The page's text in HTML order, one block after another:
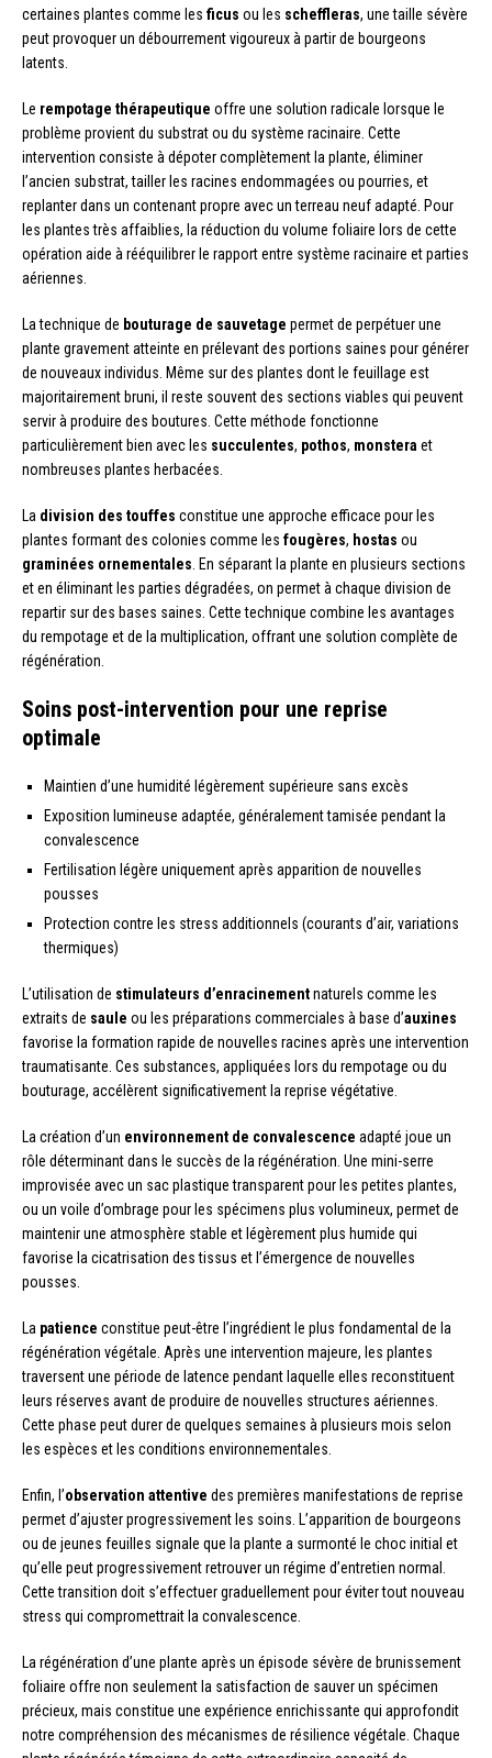
certaines plantes comme les ficus ou les scheffleras, une taille sévère
peut provoquer un débourrement vigoureux à partir de bourgeons
latents.
Le rempotage thérapeutique offre une solution radicale lorsque le
problème provient du substrat ou du système racinaire. Cette
intervention consiste à dépoter complètement la plante, éliminer
l’ancien substrat, tailler les racines endommagées ou pourries, et
replanter dans un contenant propre avec un terreau neuf adapté. Pour
les plantes très affaiblies, la réduction du volume foliaire lors de cette
opération aide à rééquilibrer le rapport entre système racinaire et parties
aériennes.
La technique de bouturage de sauvetage permet de perpétuer une
plante gravement atteinte en prélevant des portions saines pour générer
de nouveaux individus. Même sur des plantes dont le feuillage est
majoritairement bruni, il reste souvent des sections viables qui peuvent
servir à produire des boutures. Cette méthode fonctionne
particulièrement bien avec les succulentes, pothos, monstera et
nombreuses plantes herbacées.
La division des touffes constitue une approche efficace pour les
plantes formant des colonies comme les fougères, hostas ou
graminées ornementales . En séparant la plante en plusieurs sections
et en éliminant les parties dégradées, on permet à chaque division de
repartir sur des bases saines. Cette technique combine les avantages
du rempotage et de la multiplication, offrant une solution complète de
régénération.
Soins post-intervention pour une reprise
optimale
Maintien d’une humidité légèrement supérieure sans excès
Exposition lumineuse adaptée, généralement tamisée pendant la
convalescence
Fertilisation légère uniquement après apparition de nouvelles
pousses
Protection contre les stress additionnels (courants d’air, variations
thermiques)
L’utilisation de stimulateurs d’enracinementnaturels comme les
extraits de saule ou les préparations commerciales à base d’auxines
favorise la formation rapide de nouvelles racines après une intervention
traumatisante. Ces substances, appliquées lors du rempotage ou du
bouturage, accélèrent significativement la reprise végétative.
La création d’un environnement de convalescence adapté joue un
rôle déterminant dans le succès de la régénération. Une mini-serre
improvisée avec un sac plastique transparent pour les petites plantes,
ou un voile d’ombrage pour les spécimens plus volumineux, permet de
maintenir une atmosphère stable et légèrement plus humide qui
favorise la cicatrisation des tissus et l’émergence de nouvelles
pousses.
La patience constitue peut-être l’ingrédient le plus fondamental de la
régénération végétale. Après une intervention majeure, les plantes
traversent une période de latence pendant laquelle elles reconstituent
leurs réserves avant de produire de nouvelles structures aériennes.
Cette phase peut durer de quelques semaines à plusieurs mois selon
les espèces et les conditions environnementales.
Enfin, l’observation attentive des premières manifestations de reprise
permet d’ajuster progressivement les soins. L’apparition de bourgeons
ou de jeunes feuilles signale que la plante a surmonté le choc initial et
qu’elle peut progressivement retrouver un régime d’entretien normal.
Cette transition doit s’effectuer graduellement pour éviter tout nouveau
stress qui compromettrait la convalescence.
La régénération d’une plante après un épisode sévère de brunissement
foliaire offre non seulement la satisfaction de sauver un spécimen
précieux, mais constitue une expérience enrichissante qui approfondit
notre compréhension des mécanismes de résilience végétale. Chaque